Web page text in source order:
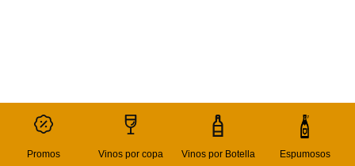
Promos Vinos por copa Vinos por Botella Espumosos